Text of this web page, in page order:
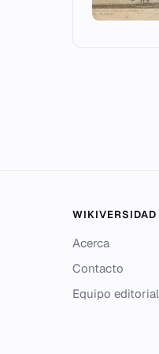
WIKIVERSIDAD
Acerca
Contacto
Equipo editorial